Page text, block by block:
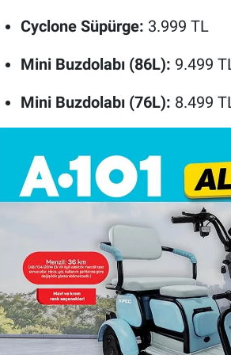
Cyclone Süpürge: 3.999 TL
Mini Buzdolabı (86L): 9.499
Mini Buzdolabı (76L): 8.499